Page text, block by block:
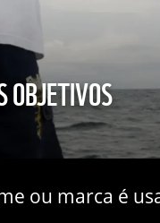
OBJETIVOS
ou marca é